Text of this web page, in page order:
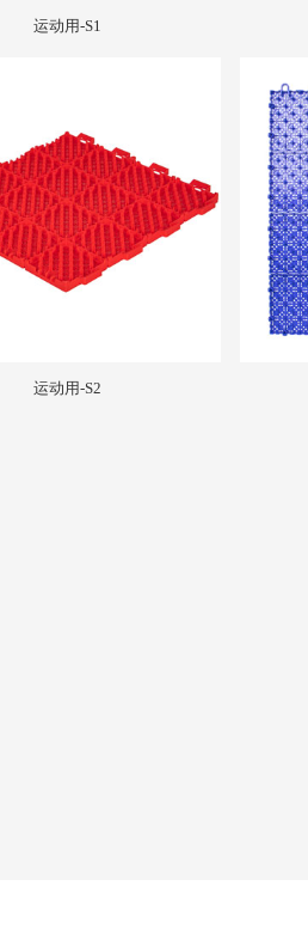
运动用-S1
运动用-S2